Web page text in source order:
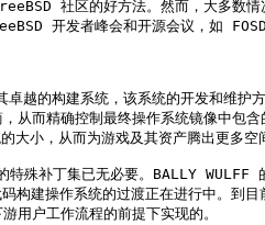
社区的好方法。然而，大多
开发者峰会和开源会议，如
越的构建系统，该系统的开发和维
而精确控制最终操作系统镜像中
大小，从而为游戏及其资产腾出更多
特殊补丁集已无必要。BALLY
建操作系统的过渡正在进行中。到
用户工作流程的前提下实现的。